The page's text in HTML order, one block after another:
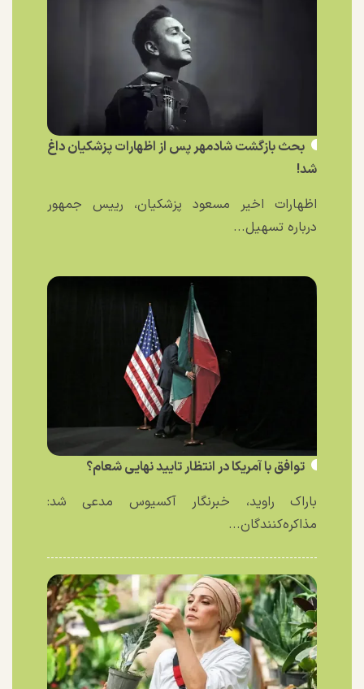
بحث بازگشت شادمهر پس از اظهارات پزشکیان داغ
شد!
اظهارات اخیر مسعود پزشکیان، رییس جمهور
درباره تسهیل...
توافق با آمریکا در انتظار تایید نهایی شعام؟
باراک راوید، خبرنگار آکسیوس مدعی شد:
مذاکره‌کنندگان...